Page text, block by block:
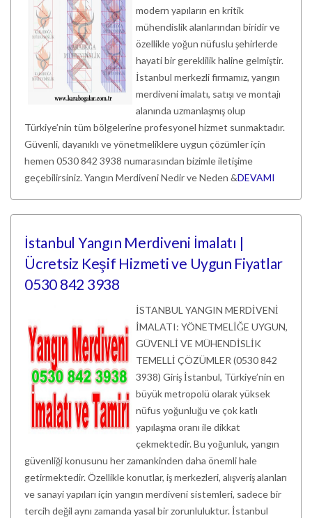
modern yapıların en kritik
mühendislik alanlarından biridir ve
özellikle yoğun nüfuslu şehirlerde
hayati bir gereklilik haline gelmiştir.
İstanbul merkezli firmamız, yangın
merdiveni imalatı, satışı ve montajı
alanında uzmanlaşmış olup
Türkiye’nin tüm bölgelerine profesyonel hizmet sunmaktadır.
Güvenli, dayanıklı ve yönetmeliklere uygun çözümler için
hemen 0530 842 3938 numarasından bizimle iletişime
geçebilirsiniz. Yangın Merdiveni Nedir ve Neden &DEVAMI
İstanbul Yangın Merdiveni İmalatı |
Ücretsiz Keşif Hizmeti ve Uygun Fiyatlar
0530 842 3938
İSTANBUL YANGIN MERDİVENİ
İMALATI: YÖNETMELİĞE UYGUN,
GÜVENLİ VE MÜHENDİSLİK
TEMELLİ ÇÖZÜMLER (0530 842
3938) Giriş İstanbul, Türkiye’nin en
büyük metropolü olarak yüksek
nüfus yoğunluğu ve çok katlı
yapılaşma oranı ile dikkat
çekmektedir. Bu yoğunluk, yangın
güvenliği konusunu her zamankinden daha önemli hale
getirmektedir. Özellikle konutlar, iş merkezleri, alışveriş alanları
ve sanayi yapıları için yangın merdiveni sistemleri, sadece bir
tercih değil aynı zamanda yasal bir zorunluluktur. İstanbul